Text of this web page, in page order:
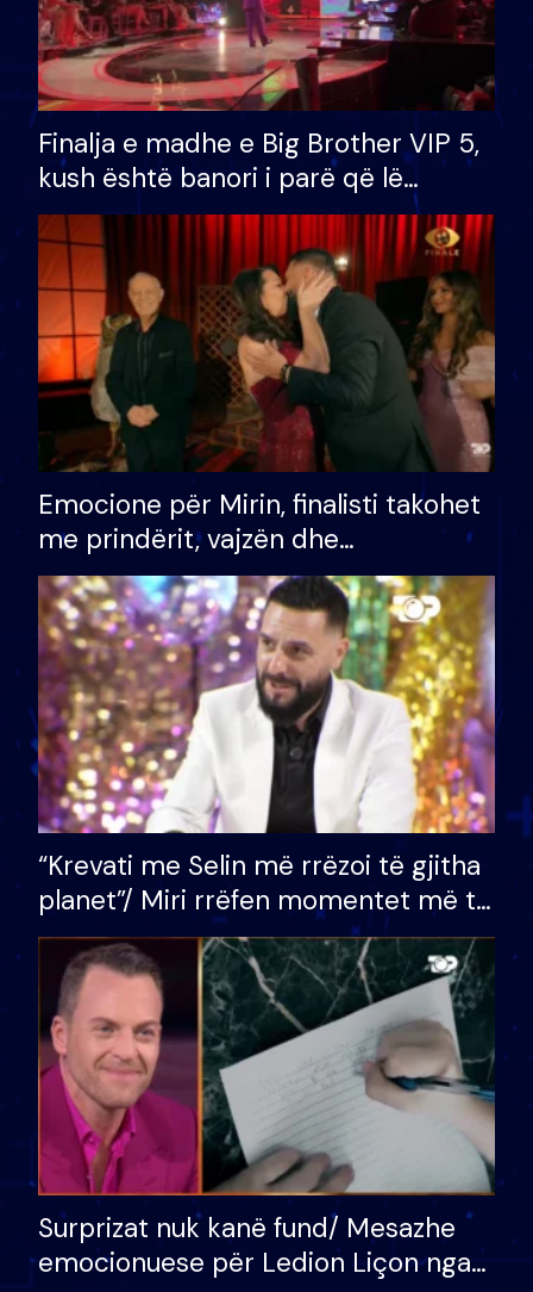
Finalja e madhe e Big Brother VIP 5,
kush është banori i parë që lë
shtëpinë dhe humb mundësinë për
të fituar çmimin e madh
Emocione për Mirin, finalisti takohet
me prindërit, vajzën dhe
bashkëshorten: S’kemi ndonjë letër
divorci apo jo?
“Krevati me Selin më rrëzoi të gjitha
planet”/ Miri rrëfen momentet më të
bukura në shtëpinë e BB VIP: Do më
mungojë zilja e mëngjesit kur…
Surprizat nuk kanë fund/ Mesazhe
emocionuese për Ledion Liçon nga